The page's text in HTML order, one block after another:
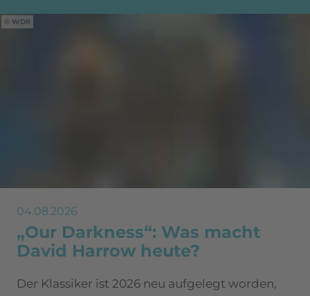
WDR
04.08.2026
„Our Darkness“: Was macht
David Harrow heute?
Der Klassiker ist 2026 neu aufgelegt worden,